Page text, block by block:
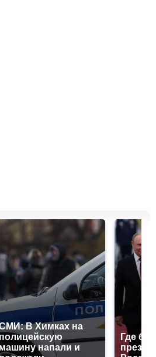
В Химках на
полицейскую
машину напали и
Где